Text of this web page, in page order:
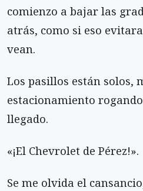
comienzo a bajar las
atrás, como si eso
vean.
Los pasillos están solos,
estacionamiento
llegado.
«¡El Chevrolet de Pérez!».
Se me olvida el